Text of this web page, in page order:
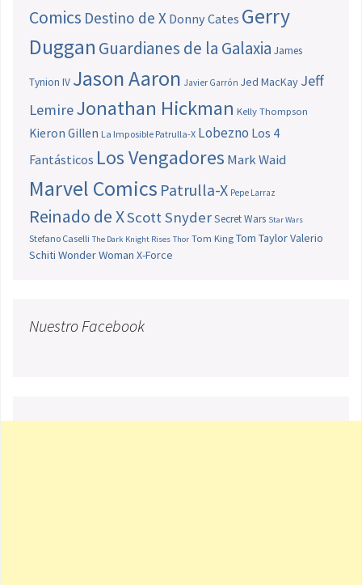
Comics Destino de X Donny Cates Gerry
Duggan Guardianes de la Galaxia James
Tynion IV Jason Aaron Javier Garrón Jed MacKay Jeff
LemireJonathan Hickman Kelly Thompson
Kieron Gillen La Imposible Patrulla-X Lobezno Los 4
Fantásticos Los Vengadores Mark Waid
Marvel Comics Patrulla-X Pepe Larraz
Reinado de XScott SnyderSecret Wars Star Wars
Stefano Caselli The Dark Knight Rises Thor Tom King Tom TaylorValerio
Schiti Wonder Woman X-Force
Nuestro Facebook